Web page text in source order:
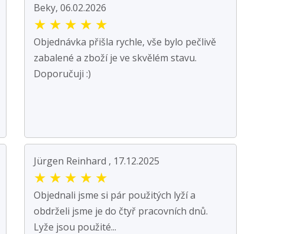
Beky, 06.02.2026
★ ★ ★ ★ ★
Objednávka přišla rychle, vše bylo pečlivě
zabalené a zboží je ve skvělém stavu.
Doporučuji :)
Jürgen Reinhard , 17.12.2025
★ ★ ★ ★ ★
Objednali jsme si pár použitých lyží a
obdrželi jsme je do čtyř pracovních dnů.
Lyže jsou použité...